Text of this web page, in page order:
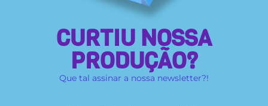
CURTIU NOSSA
PRODUÇÃO?
Que tal assinar a nossa newsletter?!